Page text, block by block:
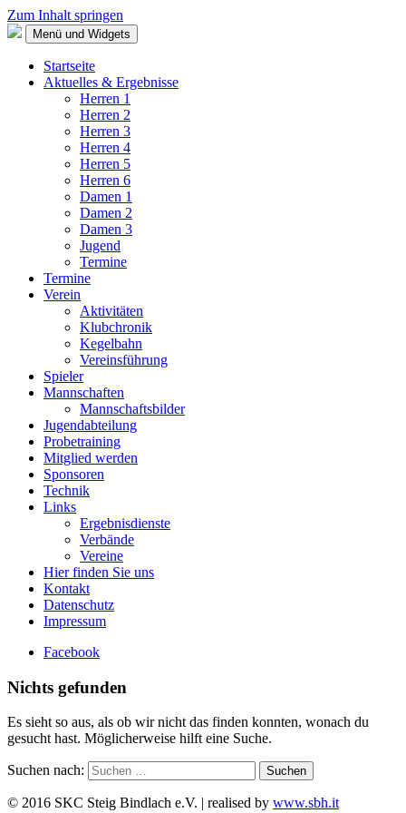
Zum Inhalt springen
Menü und Widgets
Startseite
Aktuelles & Ergebnisse
Herren 1
Herren 2
Herren 3
Herren 4
Herren 5
Herren 6
Damen 1
Damen 2
Damen 3
Jugend
Termine
Termine
Verein
Aktivitäten
Klubchronik
Kegelbahn
Vereinsführung
Spieler
Mannschaften
Mannschaftsbilder
Jugendabteilung
Probetraining
Mitglied werden
Sponsoren
Technik
Links
Ergebnisdienste
Verbände
Vereine
Hier finden Sie uns
Kontakt
Datenschutz
Impressum
Facebook
Nichts gefunden
Es sieht so aus, als ob wir nicht das finden konnten, wonach du
gesucht hast. Möglicherweise hilft eine Suche.
Suchen nach:
© 2016 SKC Steig Bindlach e.V. | realised by www.sbh.it